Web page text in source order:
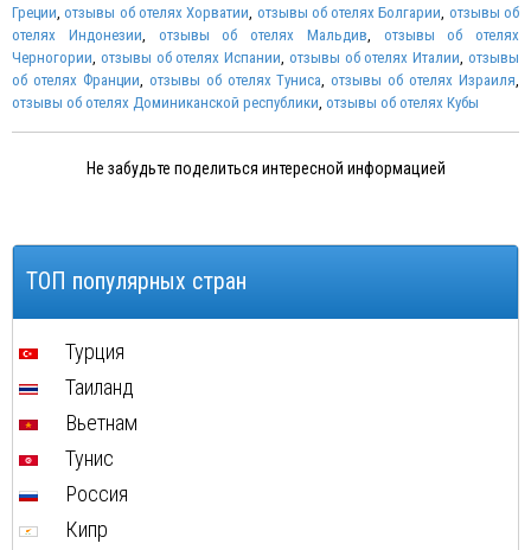
Греции ,отзывы об отелях Хорватии отзывы об отелях Болгарии отзывы об
отелях Индонезии
отзывы об отелях Мальдив
отзывы об отелях
Черногории отзывы об отелях Испании отзывы об отелях Италии ,отзывы
об отелях Франции отзывы об отелях Туниса ,отзывы об отелях Израиля
отзывы об отелях Доминиканской республики отзывы об отелях Кубы
Не забудьте поделиться интересной информацией
ТОП популярных стран
Турция
Таиланд
Вьетнам
Тунис
Россия
Кипр